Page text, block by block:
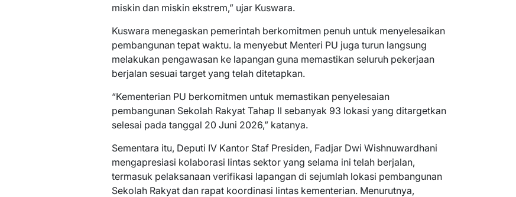
miskin dan miskin ekstrem,” ujar Kuswara.
Kuswara menegaskan pemerintah berkomitmen penuh untuk menyelesaikan
pembangunan tepat waktu. Ia menyebut Menteri PU juga turun langsung
melakukan pengawasan ke lapangan guna memastikan seluruh pekerjaan
berjalan sesuai target yang telah ditetapkan.
“Kementerian PU berkomitmen untuk memastikan penyelesaian
pembangunan Sekolah Rakyat Tahap II sebanyak 93 lokasi yang ditargetkan
selesai pada tanggal 20 Juni 2026,” katanya.
Sementara itu, Deputi IV Kantor Staf Presiden, Fadjar Dwi Wishnuwardhani
mengapresiasi kolaborasi lintas sektor yang selama ini telah berjalan,
termasuk pelaksanaan verifikasi lapangan di sejumlah lokasi pembangunan
Sekolah Rakyat dan rapat koordinasi lintas kementerian. Menurutnya,